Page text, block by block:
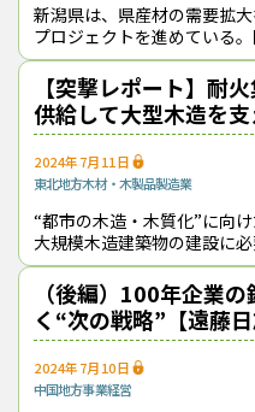
新潟県は、県産材の需要拡
プロジェクトを進めている
加基調にあるが、住宅用の
少なく、県外からの製材品
【突撃レポート】耐
供給して大型木造を
2024年7月11日
東北地方木材・木製品製造業
“都市の木造・木質化”に向
大規模木造建築物の建設に
とが喫緊の課題になってい
舞い込む現状の中で、安定
（後編）100年企業
く“次の戦略”【遠藤
論】
2024年7月10日
中国地方事業経営